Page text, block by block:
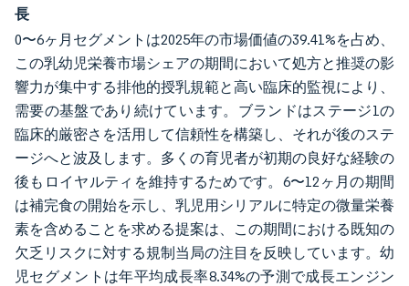
長
0〜6ヶ月セグメントは2025年の市場価値の39.41%を占め、
この乳幼児栄養市場シェアの期間において処方と推奨の影
響力が集中する排他的授乳規範と高い臨床的監視により、
需要の基盤であり続けています。ブランドはステージ1の
臨床的厳密さを活用して信頼性を構築し、それが後のステ
ージへと波及します。多くの育児者が初期の良好な経験の
後もロイヤルティを維持するためです。6〜12ヶ月の期間
は補完食の開始を示し、乳児用シリアルに特定の微量栄養
素を含めることを求める提案は、この期間における既知の
欠乏リスクに対する規制当局の注目を反映しています。幼
児セグメントは年平均成長率8.34%の予測で成長エンジン